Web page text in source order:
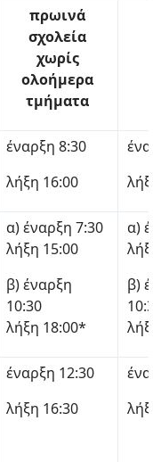
πρωινά
σχολεία
χωρίς
ολοήμερα
τμήματα
έναρξη 8:30
λήξη 16:00
α) έναρξη 7:30
λήξη 15:00
β) έναρξη
10:30
λήξη 18:00*
α)
β)
έναρξη 12:30
λήξη 16:30